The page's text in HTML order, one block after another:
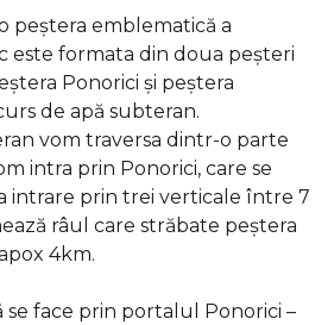
peștera emblematică a
este formata din doua peșteri
Ponorici și peștera
de apă subteran.
vom traversa dintr-o parte
intra prin Ponorici, care se
intrare prin trei verticale între 7
râul care străbate peștera
4km.
face prin portalul Ponorici –